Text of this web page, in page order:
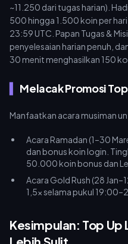
~11.250 dari tugas harian).
500 hingga 1.500 koin per
23:59 UTC. Papan Tugas &
penyelesaian harian penuh,
30 menit menghasilkan 150
Melacak Promosi
Manfaatkan acara musiman
Acara Ramadan (1–30
dan bonus koin login.
50.000 koin bonus dan
Acara Gold Rush (28
1,5x selama pukul
Kesimpulan: Top Up